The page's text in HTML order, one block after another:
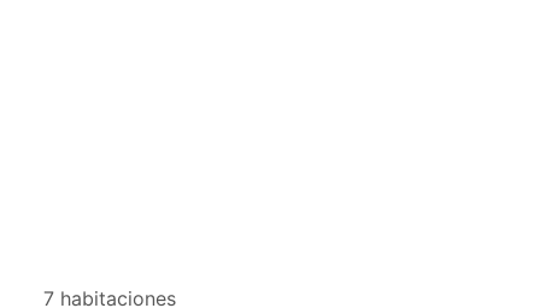
7 habitaciones